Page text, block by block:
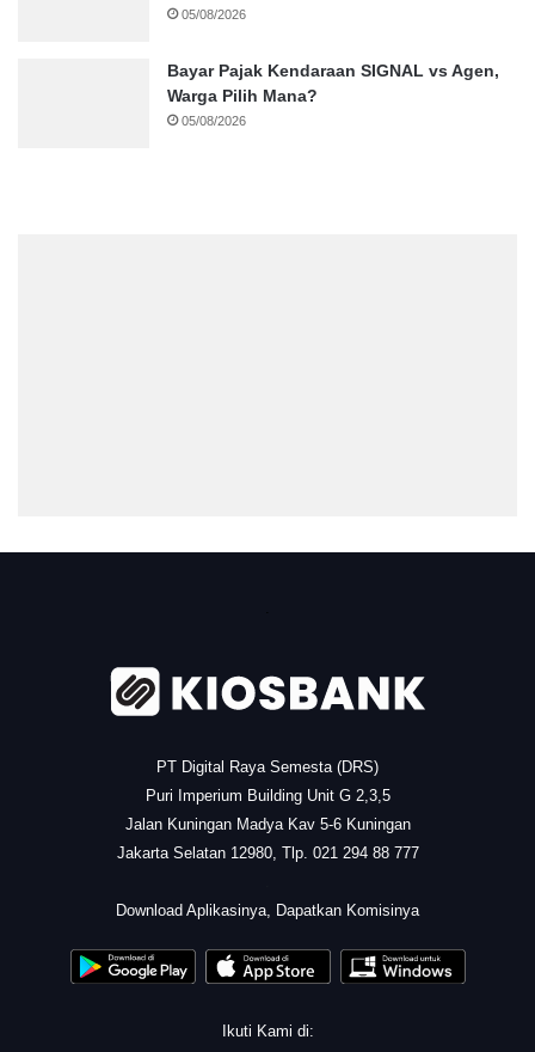
05/08/2026
Bayar Pajak Kendaraan SIGNAL vs Agen,
Warga Pilih Mana?
05/08/2026
PT Digital Raya Semesta (DRS)
Puri Imperium Building Unit G 2,3,5
Jalan Kuningan Madya Kav 5-6 Kuningan
Jakarta Selatan 12980, Tlp. 021 294 88 777
Download Aplikasinya, Dapatkan Komisinya
Ikuti Kami di: